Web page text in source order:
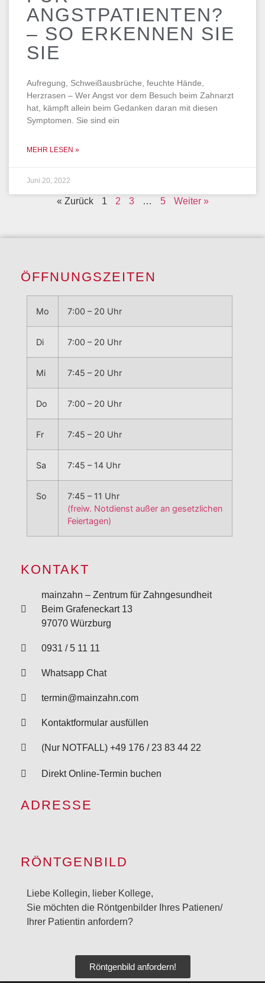
ANGSTPATIENTEN?
– SO ERKENNEN SIE
SIE
Aufregung, Schweißausbrüche, feuchte Hände,
Herzrasen – Wer Angst vor dem Besuch beim Zahnarzt
hat, kämpft allein beim Gedanken daran mit diesen
Symptomen. Sie sind ein
MEHR LESEN »
Juni 20, 2022
« Zurück 1 2 3 … 5 Weiter »
ÖFFNUNGSZEITEN
Mo 7:00 – 20 Uhr
Di 7:00 – 20 Uhr
Mi 7:45 – 20 Uhr
Do 7:00 – 20 Uhr
Fr 7:45 – 20 Uhr
Sa 7:45 – 14 Uhr
So
7:45 – 11 Uhr
(freiw. Notdienst außer an gesetzlichen
Feiertagen)
KONTAKT
mainzahn – Zentrum für Zahngesundheit
Beim Grafeneckart 13
97070 Würzburg
0931 / 5 11 11
Whatsapp Chat
termin@mainzahn.com
Kontaktformular ausfüllen
(Nur NOTFALL) +49 176 / 23 83 44 22
Direkt Online-Termin buchen
ADRESSE
RÖNTGENBILD
Liebe Kollegin, lieber Kollege,
Sie möchten die Röntgenbilder Ihres Patienen/
Ihrer Patientin anfordern?
Röntgenbild anfordern!